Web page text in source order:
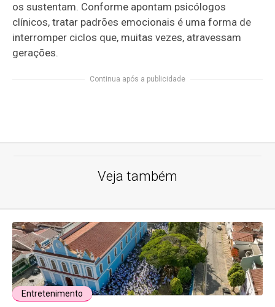
os sustentam. Conforme apontam psicólogos
clínicos, tratar padrões emocionais é uma forma de
interromper ciclos que, muitas vezes, atravessam
gerações.
Continua após a publicidade
Veja também
Entretenimento